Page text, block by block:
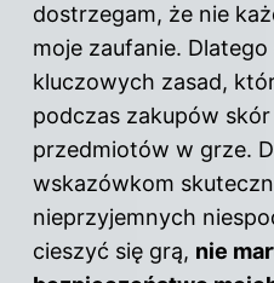
dostrzegam, że nie
moje zaufanie. Dlatego
kluczowych zasad,
podczas zakupów
przedmiotów w grze.
wskazówkom
nieprzyjemnych
cieszyć się grą, nie